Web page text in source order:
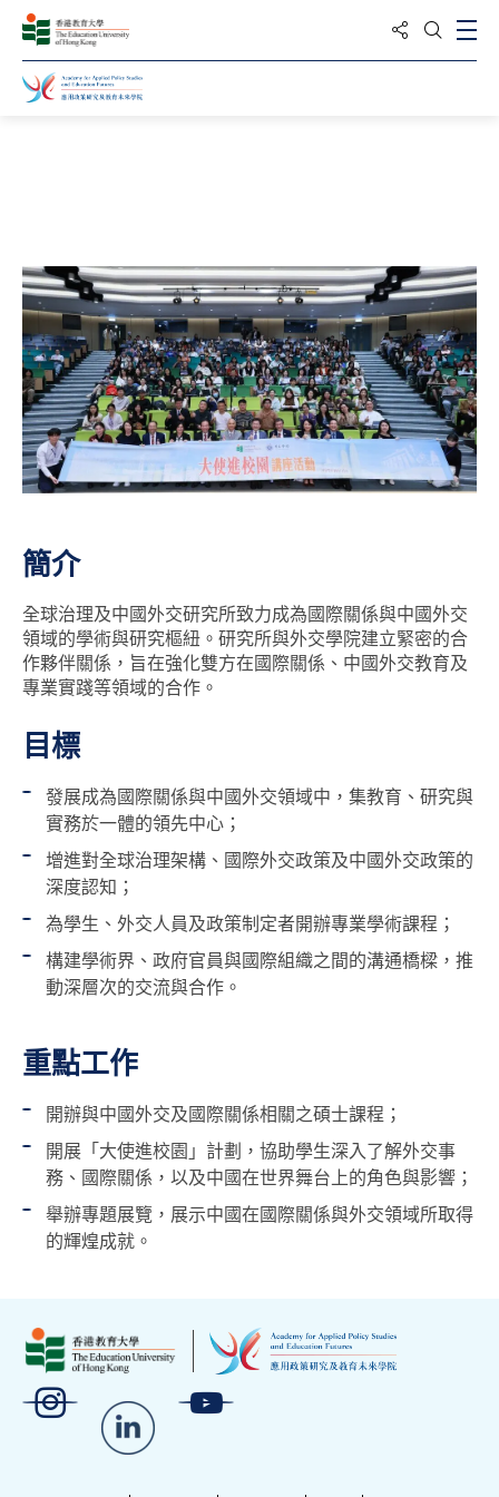
分享到
打開搜
打
簡介
全球治理及中國外交研究所致力成為國際關係與中國外交
領域的學術與研究樞紐。研究所與外交學院建立緊密的合
作夥伴關係，旨在強化雙方在國際關係、中國外交教育及
專業實踐等領域的合作。
目標
發展成為國際關係與中國外交領域中，集教育、研究與
實務於一體的領先中心；
增進對全球治理架構、國際外交政策及中國外交政策的
深度認知；
為學生、外交人員及政策制定者開辦專業學術課程；
構建學術界、政府官員與國際組織之間的溝通橋樑，推
動深層次的交流與合作。
重點工作
開辦與中國外交及國際關係相關之碩士課程；
開展「大使進校園」計劃，協助學生深入了解外交事
務、國際關係，以及中國在世界舞台上的角色與影響；
舉辦專題展覽，展示中國在國際關係與外交領域所取得
的輝煌成就。